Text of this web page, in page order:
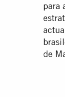
para
de